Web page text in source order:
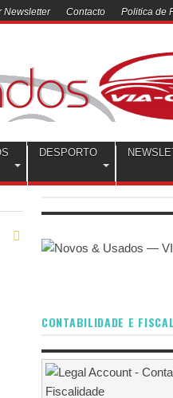
Newsletter Contacto Politica de
DESPORTO
CONTABILIDADE E